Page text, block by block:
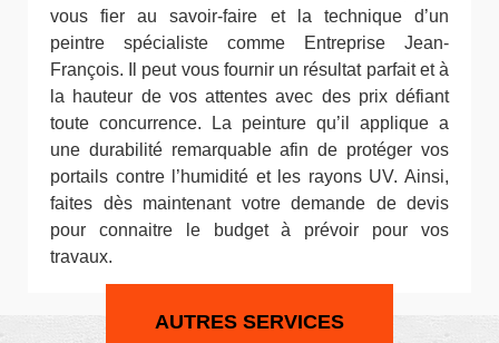
vous fier au savoir-faire et la technique d’un
peintre spécialiste comme Entreprise Jean-
François. Il peut vous fournir un résultat parfait et à
la hauteur de vos attentes avec des prix défiant
toute concurrence. La peinture qu’il applique a
une durabilité remarquable afin de protéger vos
portails contre l’humidité et les rayons UV. Ainsi,
faites dès maintenant votre demande de devis
pour connaitre le budget à prévoir pour vos
travaux.
AUTRES SERVICES